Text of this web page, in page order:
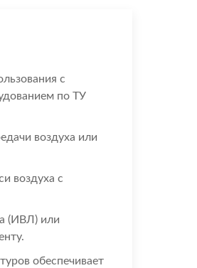
с
по ТУ
воздуха или
воздуха с
(ИВЛ) или
обеспечивает